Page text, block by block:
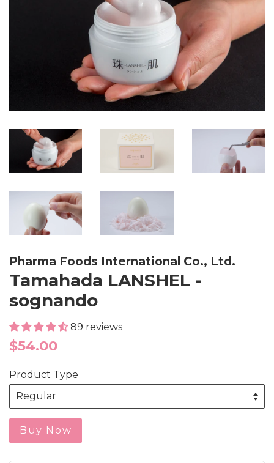
Pharma Foods International Co., Ltd.
Tamahada LANSHEL -
sognando
89 reviews
Regular
$54.00
Product Type
Buy Now